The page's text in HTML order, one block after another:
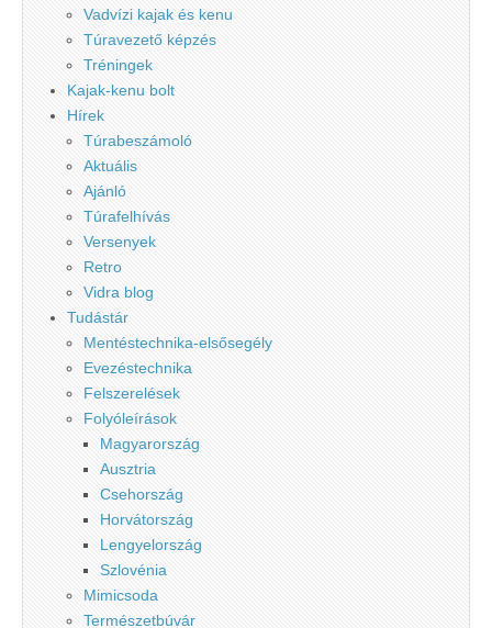
Vadvízi kajak és kenu
Túravezető képzés
Tréningek
Kajak-kenu bolt
Hírek
Túrabeszámoló
Aktuális
Ajánló
Túrafelhívás
Versenyek
Retro
Vidra blog
Tudástár
Mentéstechnika-elsősegély
Evezéstechnika
Felszerelések
Folyóleírások
Magyarország
Ausztria
Csehország
Horvátország
Lengyelország
Szlovénia
Mimicsoda
Természetbúvár